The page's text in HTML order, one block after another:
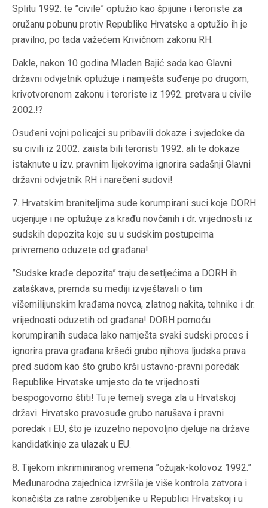
Splitu 1992. te ”civile” optužio kao špijune i teroriste za
oružanu pobunu protiv Republike Hrvatske a optužio ih je
pravilno, po tada važećem Krivičnom zakonu RH.
Dakle, nakon 10 godina Mladen Bajić sada kao Glavni
državni odvjetnik optužuje i namješta suđenje po drugom,
krivotvorenom zakonu i teroriste iz 1992. pretvara u civile
2002.!?
Osuđeni vojni policajci su pribavili dokaze i svjedoke da
su civili iz 2002. zaista bili teroristi 1992. ali te dokaze
istaknute u izv. pravnim lijekovima ignorira sadašnji Glavni
državni odvjetnik RH i narečeni sudovi!
7. Hrvatskim braniteljima sude korumpirani suci koje DORH
ucjenjuje i ne optužuje za krađu novčanih i dr. vrijednosti iz
sudskih depozita koje su u sudskim postupcima
privremeno oduzete od građana!
”Sudske krađe depozita” traju desetljećima a DORH ih
zataškava, premda su mediji izvještavali o tim
višemilijunskim krađama novca, zlatnog nakita, tehnike i dr.
vrijednosti oduzetih od građana! DORH pomoću
korumpiranih sudaca lako namješta svaki sudski proces i
ignorira prava građana kršeći grubo njihova ljudska prava
pred sudom kao što grubo krši ustavno-pravni poredak
Republike Hrvatske umjesto da te vrijednosti
bespogovorno štiti! Tu je temelj svega zla u Hrvatskoj
državi. Hrvatsko pravosuđe grubo narušava i pravni
poredak i EU, što je izuzetno nepovoljno djeluje na države
kandidatkinje za ulazak u EU.
8. Tijekom inkriminiranog vremena ”ožujak-kolovoz 1992.”
Međunarodna zajednica izvršila je više kontrola zatvora i
konačišta za ratne zarobljenike u Republici Hrvatskoj i u